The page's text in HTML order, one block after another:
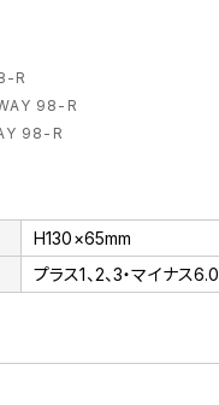
R
98-R
98-R
H130×65mm
プラス1、2、3・マイナス6.0